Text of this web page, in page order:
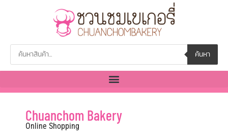
ค้นหา
Chuanchom Bakery
Online Shopping